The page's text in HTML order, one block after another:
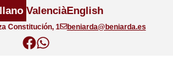
Constitución, 1 beniarda@beniarda.es
ValenciàEnglish